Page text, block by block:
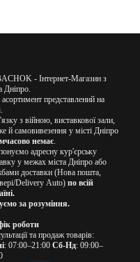
- Інтернет-Магазин з
Дніпро.
асортимент представлений на
з війною, виставкової зали,
й самовивезення у місті Дніпро
немає.
адресну кур'єрську
у межах міста Дніпро або
доставки (Нова пошта,
Delivery Auto) по всій
за розуміння.
роботи
та продаж товарів:
: 07:00–21:00 Сб-Нд: 09:00–